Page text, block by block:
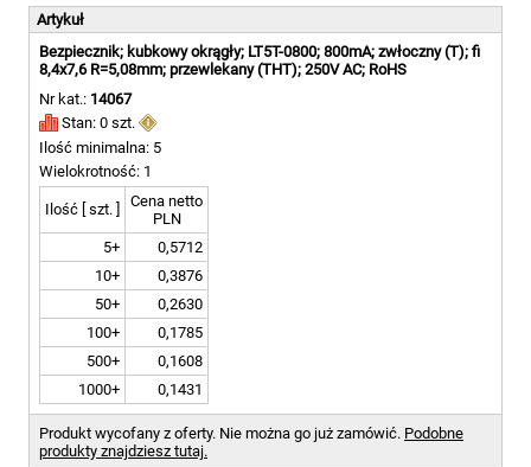
Artykuł
Bezpiecznik; kubkowy okrągły; LT5T-0800; 800mA; zwłoczny (T); fi
8,4x7,6 R=5,08mm; przewlekany (THT); 250V AC; RoHS
Nr kat.: 14067
Stan: 0 szt.
Ilość minimalna: 5
Wielokrotność: 1
Ilość [ szt. ]
Cena netto
PLN
5+
0,5712
10+
0,3876
50+
0,2630
100+
0,1785
500+
0,1608
1000+
0,1431
Produkt wycofany z oferty. Nie można go już zamówić. Podobne
produkty znajdziesz tutaj.